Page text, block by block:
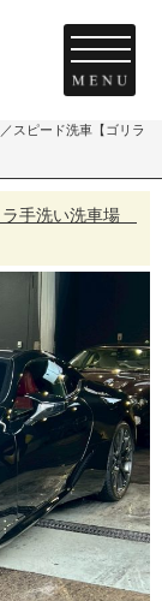
スピード洗車【ゴリラ